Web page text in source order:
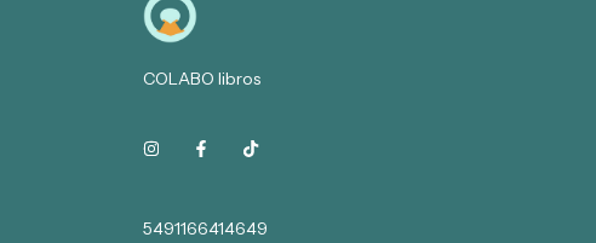
COLABO libros
5491166414649